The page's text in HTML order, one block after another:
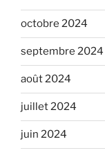
octobre 2024
septembre 2024
août 2024
juillet 2024
juin 2024